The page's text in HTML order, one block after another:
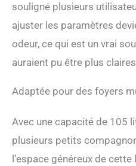
souligné plusieurs
ajuster les paramètres
odeur, ce qui est un vrai
auraient pu être plus
Adaptée pour des foyers
Avec une capacité de 105
plusieurs petits
l’espace généreux de